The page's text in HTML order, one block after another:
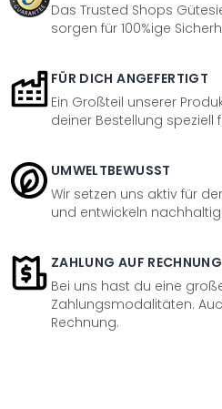
Das Trusted Shops
sorgen für 100%ige
FÜR DICH ANGEFERTIGT
Ein Großteil unserer
deiner Bestellung speziell
UMWELTBEWUSST
Wir setzen uns aktiv für
und entwickeln
ZAHLUNG AUF RECHNUNG
Bei uns hast du eine
Zahlungsmodalitäten.
Rechnung.